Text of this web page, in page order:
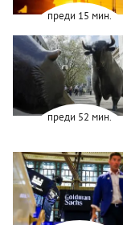
преди 15 мин.
преди 52 мин.